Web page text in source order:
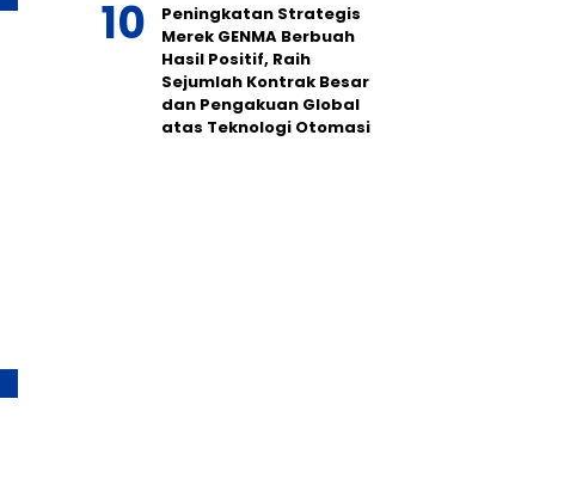
Peningkatan Strategis
Merek GENMA Berbuah
Hasil Positif, Raih
Sejumlah Kontrak Besar
dan Pengakuan Global
atas Teknologi Otomasi